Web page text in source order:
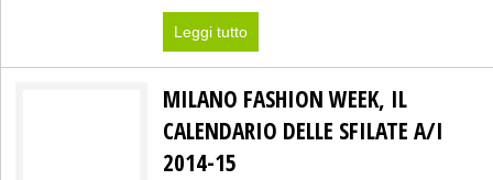
Leggi tutto
MILANO FASHION WEEK, IL
CALENDARIO DELLE SFILATE A/I
2014-15